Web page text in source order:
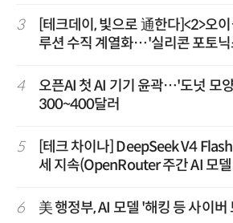
3
[테크데이, 빛으로 通한다]<2>오
루션 수직 계열화…'실리콘 포토
4
오픈AI 첫 AI 기기 윤곽…'도넛 모
300~400달러
5
[테크 차이나] DeepSeek V4
세 지속(OpenRouter 주간 AI 모
6 美 행정부, AI 모델 '해킹 등 사이